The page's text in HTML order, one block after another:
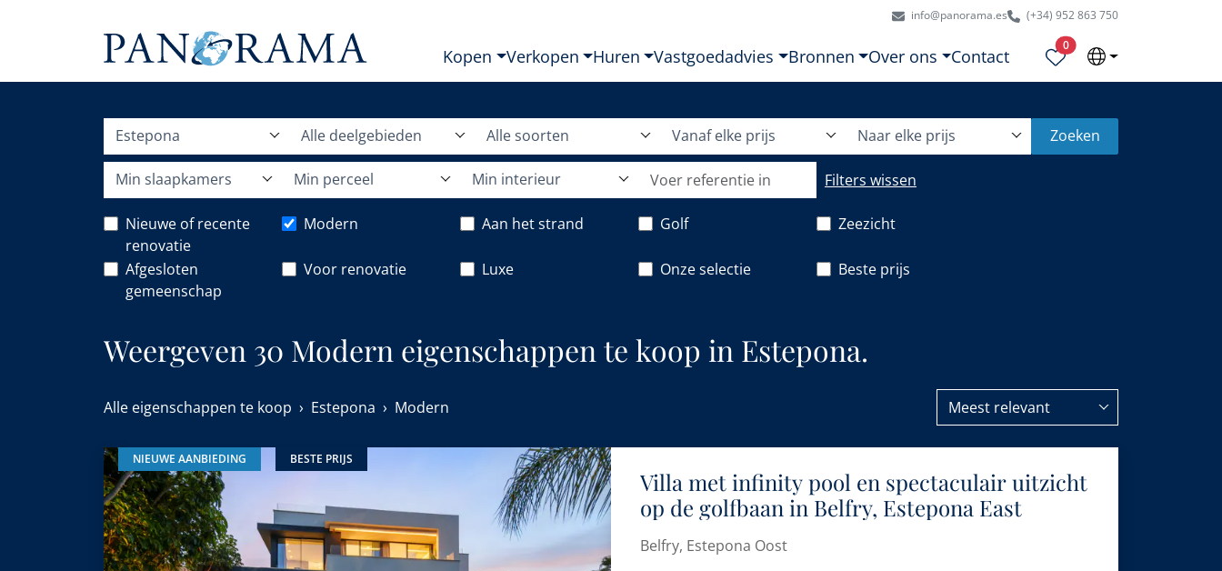
info@panorama.es (+34) 952 863 750
Kopen Verkopen Huren Vastgoedadvies Bronnen Over ons Contact
0Geselecteerde eigendommen
Estepona Alle deelgebieden Alle soorten Vanaf elke prijs Naar elke prijs Zoeken
Min slaapkamers Min perceel Min interieur Filters wissen
Nieuwe of recente
renovatie
Modern Aan het strand Golf Zeezicht
Afgesloten
gemeenschap
Voor renovatie Luxe Onze selectie Beste prijs
Weergeven 30 Modern eigenschappen te koop in Estepona.
Alle eigenschappen te koop Estepona Modern Meest relevant
NIEUWE AANBIEDING BESTE PRIJS
Villa met infinity pool en spectaculair uitzicht
op de golfbaan in Belfry, Estepona East
Belfry, Estepona Oost